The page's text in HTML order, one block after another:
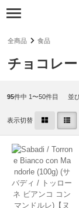
全商品 食品
チョコレ
95件中 1〜50件目 並
表示切替